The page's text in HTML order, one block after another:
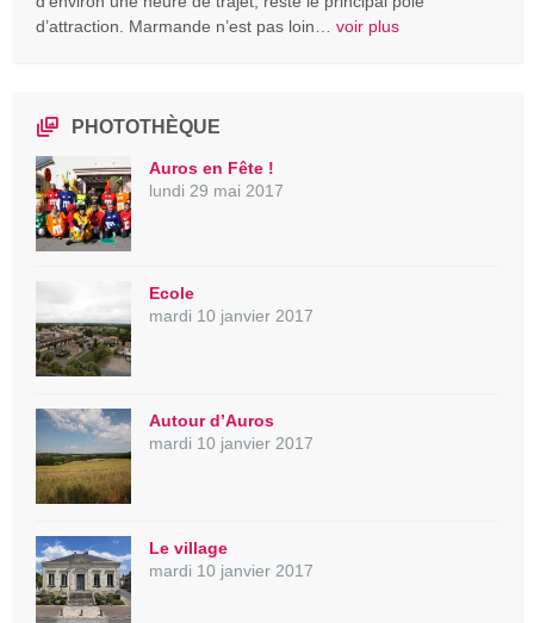
d’attraction. Marmande n’est pas loin… voir plus
PHOTOTHÈQUE
Auros en Fête !
lundi 29 mai 2017
Ecole
mardi 10 janvier 2017
Autour d’Auros
mardi 10 janvier 2017
Le village
mardi 10 janvier 2017